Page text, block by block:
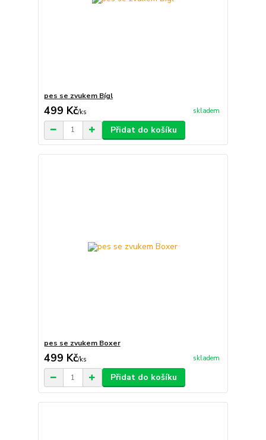
pes se zvukem Bígl
499 Kč/ks skladem
Přidat do košíku
pes se zvukem Boxer
499 Kč/ks skladem
Přidat do košíku